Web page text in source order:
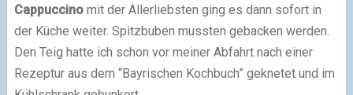
Cappuccinomit der Allerliebsten ging es dann sofort in
der Küche weiter. Spitzbuben mussten gebacken werden.
Den Teig hatte ich schon vor meiner Abfahrt nach einer
Rezeptur aus dem “Bayrischen Kochbuch” geknetet und im